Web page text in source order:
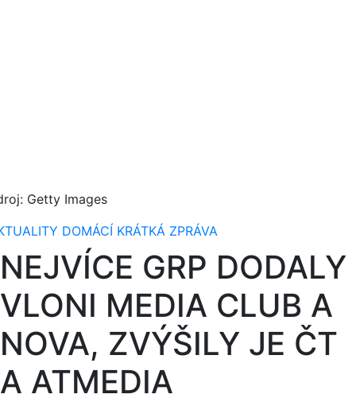
Getty Images
DOMÁCÍ KRÁTKÁ ZPRÁVA
NEJVÍCE GRP DODALY
VLONI MEDIA CLUB A
NOVA, ZVÝŠILY JE ČT
A ATMEDIA